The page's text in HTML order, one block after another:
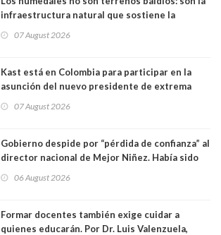
infraestructura natural que sostiene la
07 August 2026
Kast está en Colombia para participar en la
asunción del nuevo presidente de extrema
07 August 2026
Gobierno despide por “pérdida de confianza” al
director nacional de Mejor Niñez. Había sido
06 August 2026
Formar docentes también exige cuidar a
quienes educarán. Por Dr. Luis Valenzuela,